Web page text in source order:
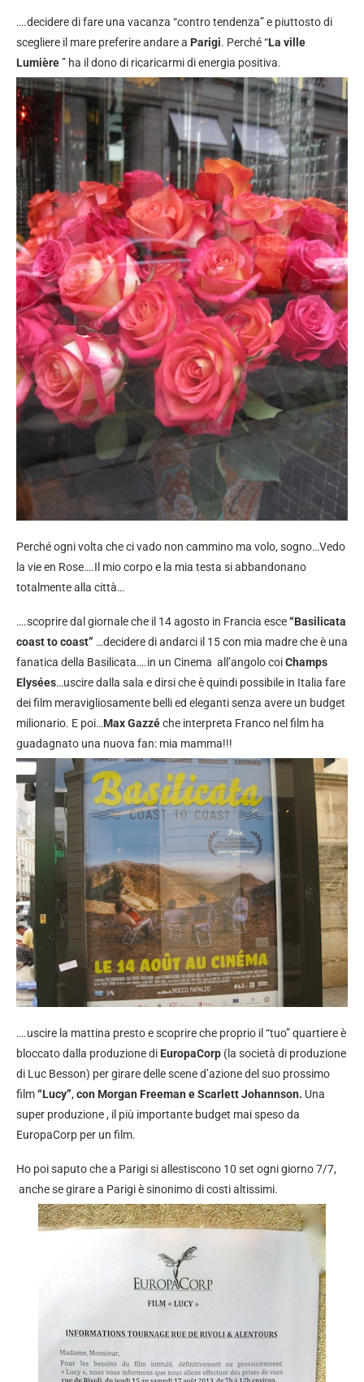
….decidere di fare una vacanza “contro tendenza” e piuttosto di
scegliere il mare preferire andare a Parigi. Perché “La ville
Lumière” ha il dono di ricaricarmi di energia positiva.
Perché ogni volta che ci vado non cammino ma volo, sogno…Vedo
la vie en Rose….Il mio corpo e la mia testa si abbandonano
totalmente alla città…
….scoprire dal giornale che il 14 agosto in Francia esce“Basilicata
coast to coast” …decidere di andarci il 15 con mia madre che è una
fanatica della Basilicata….in un Cinema all’angolo coiChamps
Elysées…uscire dalla sala e dirsi che è quindi possibile in Italia fare
dei film meravigliosamente belli ed eleganti senza avere un budget
milionario. E poi…Max Gazzéche interpreta Franco nel film ha
guadagnato una nuova fan: mia mamma!!!
….uscire la mattina presto e scoprire che proprio il “tuo” quartiere è
bloccato dalla produzione di EuropaCorp (la società di produzione
di Luc Besson) per girare delle scene d’azione del suo prossimo
film“Lucy”, con Morgan Freeman e Scarlett Johannson. Una
super produzione , il più importante budget mai speso da
EuropaCorp per un film.
Ho poi saputo che a Parigi si allestiscono 10 set ogni giorno 7/7,
anche se girare a Parigi è sinonimo di costi altissimi.